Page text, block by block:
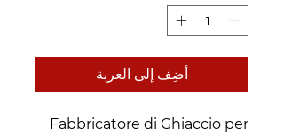
أضِف إلى العربة
Fabbricatore di Ghiaccio per